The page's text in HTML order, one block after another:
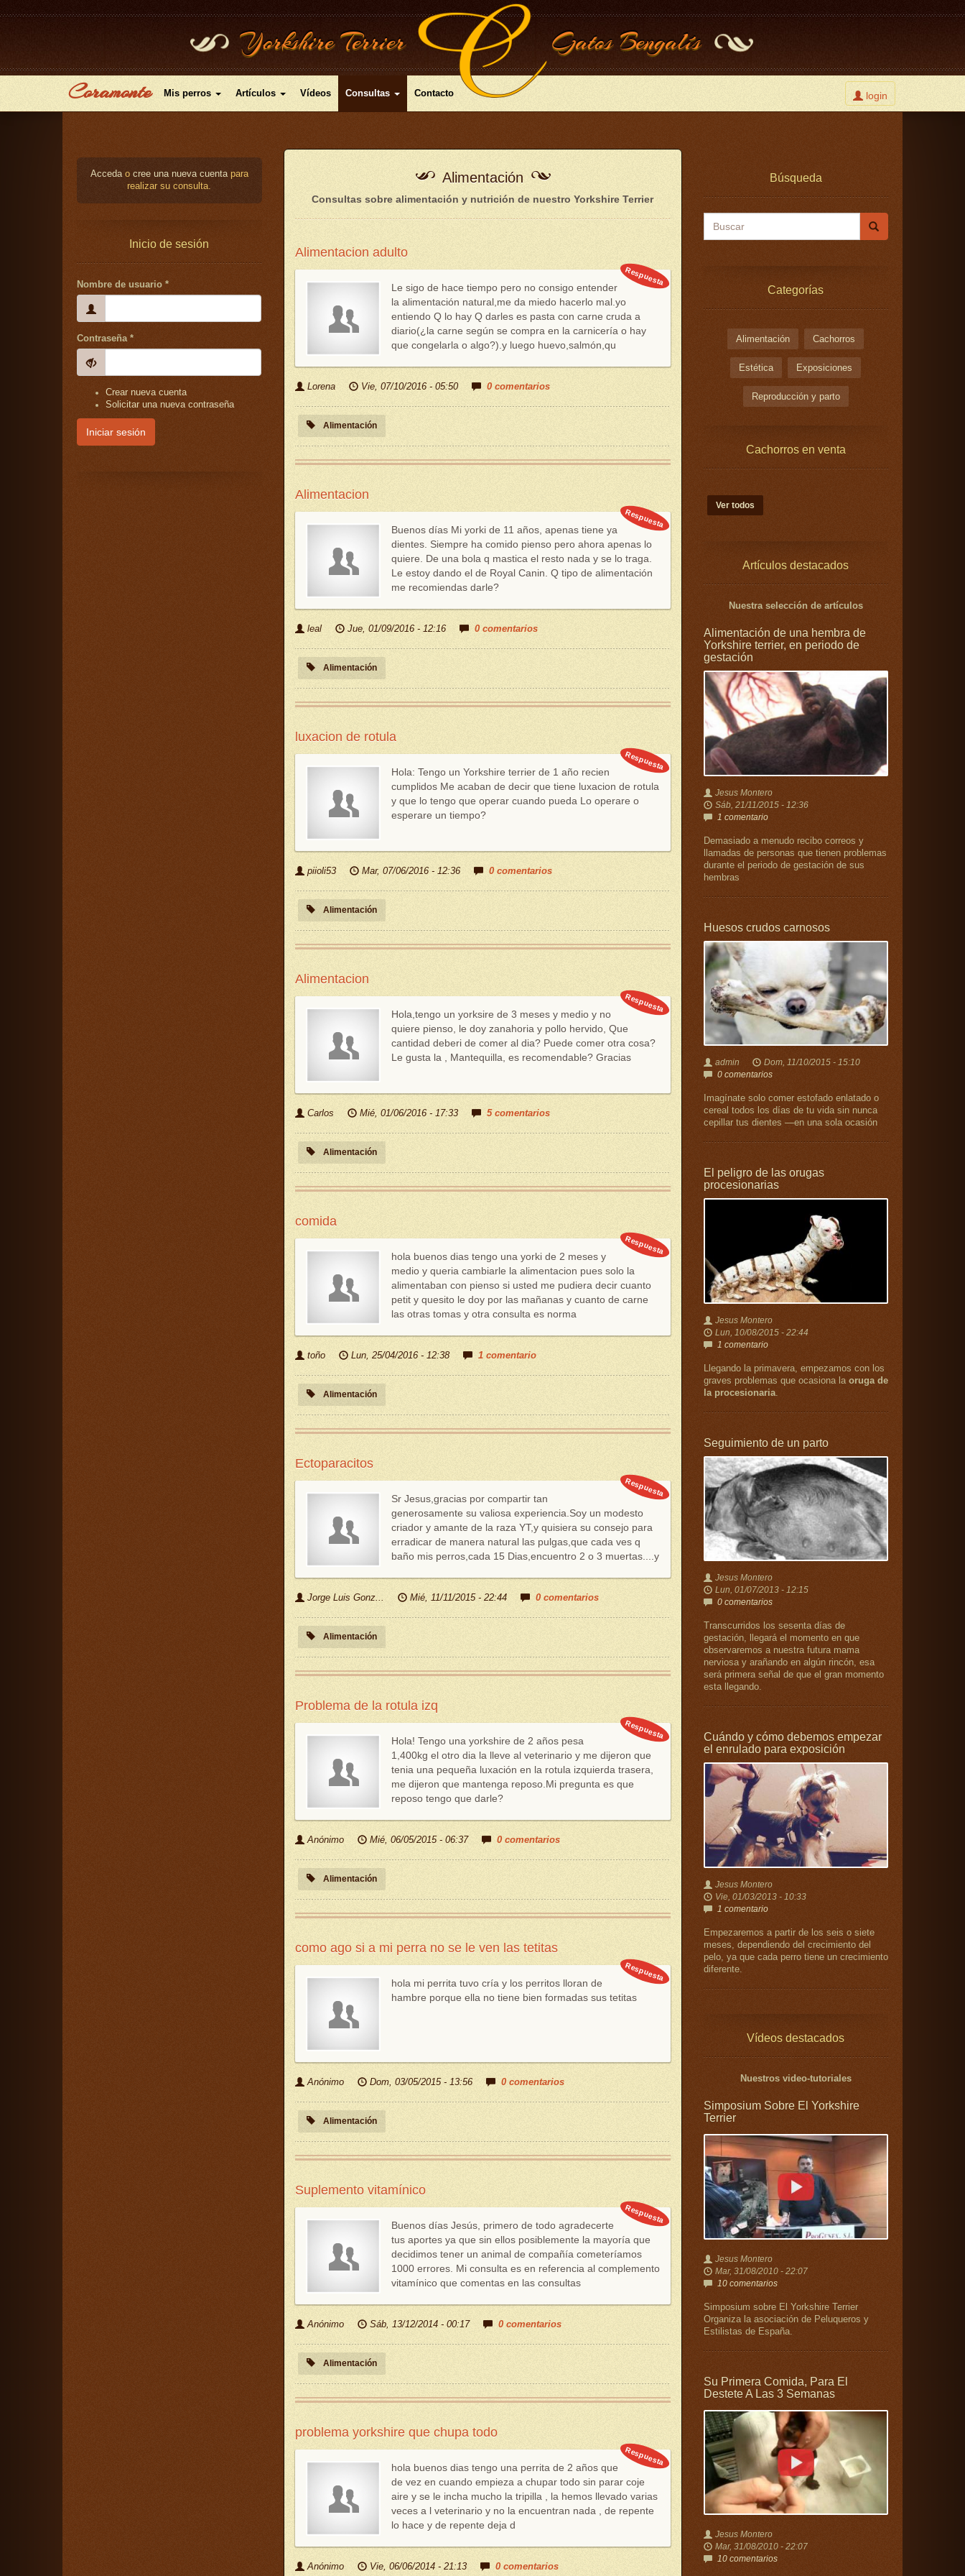
Pasar
Yorkshire Terrier Gatos Bengalís
Coramonte
Toggle
user
login
Mis perros Artículos Vídeos Consultas Contacto
Alimentación
Consultas sobre alimentación y nutrición de nuestro Yorkshire Terrier
Alimentacion adulto
Respuesta
Le sigo de hace tiempo pero no consigo entender
la alimentación natural,me da miedo hacerlo mal.yo
entiendo Q lo hay Q darles es pasta con carne cruda a
diario(¿la carne según se compra en la carnicería o hay
que congelarla o algo?).y luego huevo,salmón,qu
Lorena Vie, 07/10/2016 - 05:50 0 comentarios
Alimentación
Alimentacion
Respuesta
Buenos días Mi yorki de 11 años, apenas tiene ya
dientes. Siempre ha comido pienso pero ahora apenas lo
quiere. De una bola q mastica el resto nada y se lo traga.
Le estoy dando el de Royal Canin. Q tipo de alimentación
me recomiendas darle?
leal Jue, 01/09/2016 - 12:16 0 comentarios
Alimentación
luxacion de rotula
Respuesta
Hola: Tengo un Yorkshire terrier de 1 año recien
cumplidos Me acaban de decir que tiene luxacion de rotula
y que lo tengo que operar cuando pueda Lo operare o
esperare un tiempo?
piioli53 Mar, 07/06/2016 - 12:36 0 comentarios
Alimentación
Alimentacion
Respuesta
Hola,tengo un yorksire de 3 meses y medio y no
quiere pienso, le doy zanahoria y pollo hervido, Que
cantidad deberi de comer al dia? Puede comer otra cosa?
Le gusta la , Mantequilla, es recomendable? Gracias
Carlos Mié, 01/06/2016 - 17:33 5 comentarios
Alimentación
comida
Respuesta
hola buenos dias tengo una yorki de 2 meses y
medio y queria cambiarle la alimentacion pues solo la
alimentaban con pienso si usted me pudiera decir cuanto
petit y quesito le doy por las mañanas y cuanto de carne
las otras tomas y otra consulta es norma
toño Lun, 25/04/2016 - 12:38 1 comentario
Alimentación
Ectoparacitos
Respuesta
Sr Jesus,gracias por compartir tan
generosamente su valiosa experiencia.Soy un modesto
criador y amante de la raza YT,y quisiera su consejo para
erradicar de manera natural las pulgas,que cada ves q
baño mis perros,cada 15 Dias,encuentro 2 o 3 muertas....y
Jorge Luis Gonz... Mié, 11/11/2015 - 22:44 0 comentarios
Alimentación
Problema de la rotula izq
Respuesta
Hola! Tengo una yorkshire de 2 años pesa
1,400kg el otro dia la lleve al veterinario y me dijeron que
tenia una pequeña luxación en la rotula izquierda trasera,
me dijeron que mantenga reposo.Mi pregunta es que
reposo tengo que darle?
Anónimo Mié, 06/05/2015 - 06:37 0 comentarios
Alimentación
como ago si a mi perra no se le ven las tetitas
Respuesta
hola mi perrita tuvo cría y los perritos lloran de
hambre porque ella no tiene bien formadas sus tetitas
Anónimo Dom, 03/05/2015 - 13:56 0 comentarios
Alimentación
Suplemento vitamínico
Respuesta
Buenos días Jesús, primero de todo agradecerte
tus aportes ya que sin ellos posiblemente la mayoría que
decidimos tener un animal de compañía cometeríamos
1000 errores. Mi consulta es en referencia al complemento
vitamínico que comentas en las consultas
Anónimo Sáb, 13/12/2014 - 00:17 0 comentarios
Alimentación
problema yorkshire que chupa todo
Respuesta
hola buenos dias tengo una perrita de 2 años que
de vez en cuando empieza a chupar todo sin parar coje
aire y se le incha mucho la tripilla , la hemos llevado varias
veces a l veterinario y no la encuentran nada , de repente
lo hace y de repente deja d
Anónimo Vie, 06/06/2014 - 21:13 0 comentarios
Accedao cree una nueva cuentapara
realizar su consulta.
Inicio de sesión
Nombre de usuario *
Contraseña *
Crear nueva cuenta
Solicitar una nueva contraseña
Iniciar sesión
Búsqueda
Categorías
Alimentación Cachorros
Estética Exposiciones
Reproducción y parto
Cachorros en venta
Ver todos
Artículos destacados
Nuestra selección de artículos
Alimentación de una hembra de
Yorkshire terrier, en periodo de
gestación
Jesus Montero
Sáb, 21/11/2015 - 12:36
1 comentario
Demasiado a menudo recibo correos y
llamadas de personas que tienen problemas
durante el periodo de gestación de sus
hembras
Huesos crudos carnosos
admin
Dom, 11/10/2015 - 15:10
0 comentarios
Imagínate solo comer estofado enlatado o
cereal todos los días de tu vida sin nunca
cepillar tus dientes —en una sola ocasión
El peligro de las orugas
procesionarias
Jesus Montero
Lun, 10/08/2015 - 22:44
1 comentario
Llegando la primavera, empezamos con los
graves problemas que ocasiona la oruga de
la procesionaria.
Seguimiento de un parto
Jesus Montero
Lun, 01/07/2013 - 12:15
0 comentarios
Transcurridos los sesenta días de
gestación, llegará el momento en que
observaremos a nuestra futura mama
nerviosa y arañando en algún rincón, esa
será primera señal de que el gran momento
esta llegando.
Cuándo y cómo debemos empezar
el enrulado para exposición
Jesus Montero
Vie, 01/03/2013 - 10:33
1 comentario
Empezaremos a partir de los seis o siete
meses, dependiendo del crecimiento del
pelo, ya que cada perro tiene un crecimiento
diferente.
Vídeos destacados
Nuestros video-tutoriales
Simposium Sobre El Yorkshire
Terrier
Jesus Montero
Mar, 31/08/2010 - 22:07
10 comentarios
Simposium sobre El Yorkshire Terrier
Organiza la asociación de Peluqueros y
Estilistas de España.
Su Primera Comida, Para El
Destete A Las 3 Semanas
Jesus Montero
Mar, 31/08/2010 - 22:07
10 comentarios